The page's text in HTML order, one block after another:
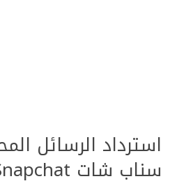
استرداد الرسائل
سناب شات Snapchat